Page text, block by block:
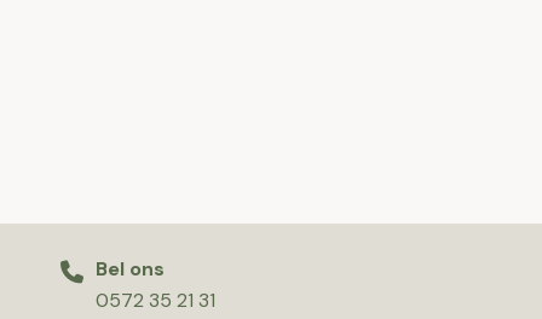
Bel ons
0572 35 21 31